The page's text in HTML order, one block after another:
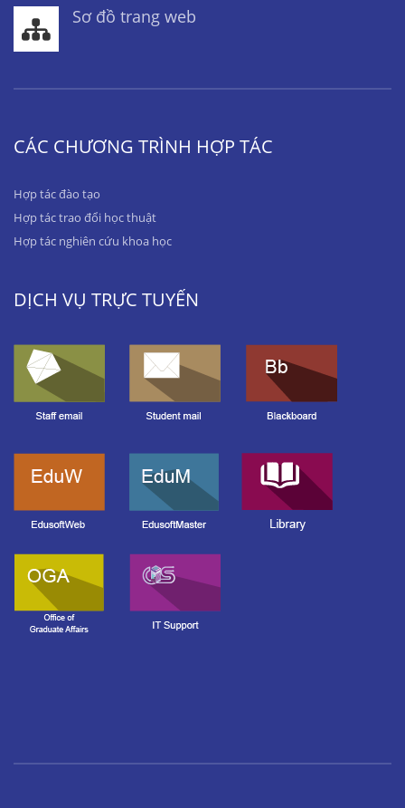
Sơ đồ trang web
CÁC CHƯƠNG TRÌNH HỢP TÁC
Hợp tác đào tạo
Hợp tác trao đổi học thuật
Hợp tác nghiên cứu khoa học
DỊCH VỤ TRỰC TUYẾN